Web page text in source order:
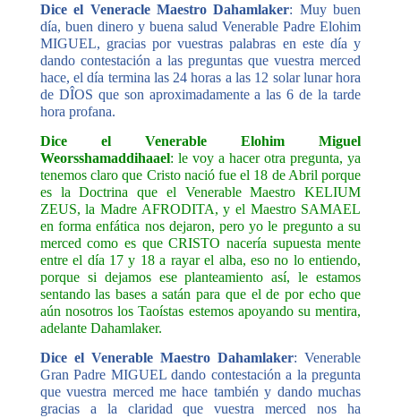
Dice el Veneracle Maestro Dahamlaker: Muy buen
día, buen dinero y buena salud Venerable Padre Elohim
MIGUEL, gracias por vuestras palabras en este día y
dando contestación a las preguntas que vuestra merced
hace, el día termina las 24 horas a las 12 solar lunar hora
de DÎOS que son aproximadamente a las 6 de la tarde
hora profana.
Dice el Venerable Elohim Miguel
Weorsshamaddihaael: le voy a hacer otra pregunta, ya
tenemos claro que Cristo nació fue el 18 de Abril porque
es la Doctrina que el Venerable Maestro KELIUM
ZEUS, la Madre AFRODITA, y el Maestro SAMAEL
en forma enfática nos dejaron, pero yo le pregunto a su
merced como es que CRISTO nacería supuesta mente
entre el día 17 y 18 a rayar el alba, eso no lo entiendo,
porque si dejamos ese planteamiento así, le estamos
sentando las bases a satán para que el de por echo que
aún nosotros los Taoístas estemos apoyando su mentira,
adelante Dahamlaker.
Dice el Venerable Maestro Dahamlaker: Venerable
Gran Padre MIGUEL dando contestación a la pregunta
que vuestra merced me hace también y dando muchas
gracias a la claridad que vuestra merced nos ha